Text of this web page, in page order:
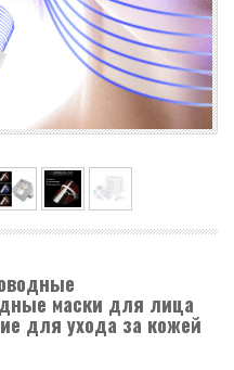
маски для лица
для ухода за кожей